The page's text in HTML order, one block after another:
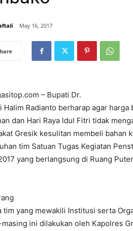
May 16, 2017
– Bupati Dr.
Halim Radianto berharap agar
dan Hari Raya Idul Fitri tidak
Gresik kesulitan membeli bahan
tim Satuan Tugas Kegiatan
yang berlangsung di Ruang
tim yang mewakili Institusi serta
ini dilakukan oleh Kapolres